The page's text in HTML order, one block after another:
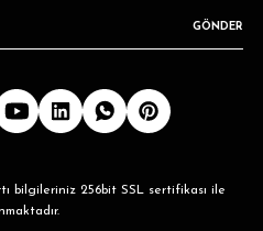
Soket Çorap
GÖNDER
bilgileriniz 256bit SSL sertifikası ile